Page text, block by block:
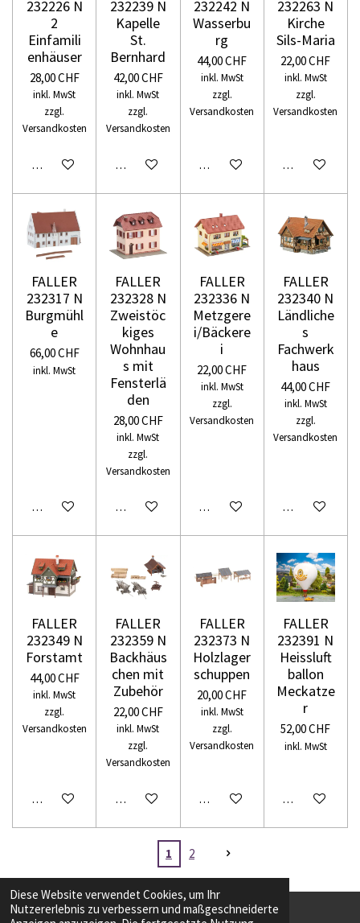
Diese Website verwendet Cookies, um Ihr
Nutzererlebnis zu verbessern und maßgeschneiderte
232226 N
2
Einfamili
enhäuser
28,00 CHF
inkl. MwSt
zzgl.
Versandkosten
In den Warenkorb
232239 N
Kapelle
St.
Bernhard
42,00 CHF
inkl. MwSt
zzgl.
Versandkosten
In den Warenkorb
232242 N
Wasserbu
rg
44,00 CHF
inkl. MwSt
zzgl.
Versandkosten
In den Warenkorb
232263 N
Kirche
Sils-Maria
22,00 CHF
inkl. MwSt
zzgl.
Versandkosten
In den
FALLER
232317 N
Burgmühl
e
66,00 CHF
inkl. MwSt
In den Warenkorb
FALLER
232328 N
Zweistöc
kiges
Wohnhau
s mit
Fensterlä
den
28,00 CHF
inkl. MwSt
zzgl.
Versandkosten
In den Warenkorb
FALLER
232336 N
Metzgere
i/Bäckere
i
22,00 CHF
inkl. MwSt
zzgl.
Versandkosten
In den Warenkorb
FALLER
232340 N
Ländliche
s
Fachwerk
haus
44,00 CHF
inkl. MwSt
zzgl.
Versandkosten
In den
FALLER
232349 N
Forstamt
44,00 CHF
inkl. MwSt
zzgl.
Versandkosten
In den Warenkorb
FALLER
232359 N
Backhäus
chen mit
Zubehör
22,00 CHF
inkl. MwSt
zzgl.
Versandkosten
In den Warenkorb
FALLER
232373 N
Holzlager
schuppen
20,00 CHF
inkl. MwSt
zzgl.
Versandkosten
In den Warenkorb
FALLER
232391 N
Heissluft
ballon
Meckatze
r
52,00 CHF
inkl. MwSt
In den
1 2